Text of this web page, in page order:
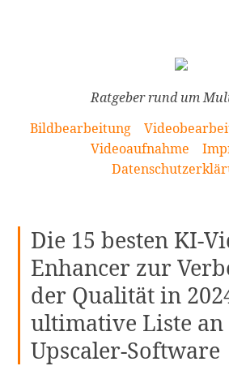
Ratgeber rund um
Bildbearbeitung
Videoaufnahme
Die 15 besten KI-
Enhancer zur
der Qualität in
ultimative Liste an
Upscaler-Software